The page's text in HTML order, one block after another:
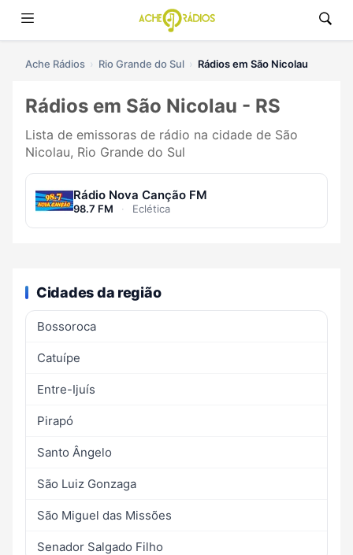
Ache Rádios Rio Grande do Sul Rádios em São Nicolau
Rádios em São Nicolau - RS
Lista de emissoras de rádio na cidade de São
Nicolau, Rio Grande do Sul
Rádio Nova Canção FM
98.7 FM · Eclética
Cidades da região
Bossoroca
Catuípe
Entre-Ijuís
Pirapó
Santo Ângelo
São Luiz Gonzaga
São Miguel das Missões
Senador Salgado Filho